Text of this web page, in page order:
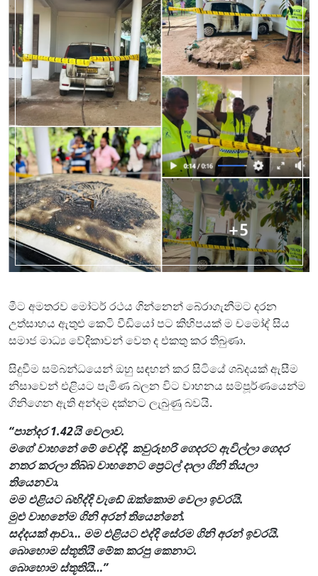
මීට අමතරව මෝටර් රථය ගින්නෙන් බේරාගැනීමට දරන
උත්සාහය ඇතුළු කෙටි වීඩියෝ පට කිහිපයක් ම චමෝද් සිය
සමාජ මාධ්‍ය වේදිකාවන් වෙත ද එකතු කර තිබුණා.
සිදුවීම සම්බන්ධයෙන් ඔහු සඳහන් කර සිටියේ ශබ්දයක් ඇසීම
නිසාවෙන් එළියට පැමිණ බලන විට වාහනය සම්පූර්ණයෙන්ම
ගිනිගෙන ඇති අන්දම දක්නට ලැබුණු බවයි.
“පාන්දර 1.42යි වෙලාව.
මගේ වාහනේ මේ වෙද්දි, කවුරුහරි ගෙදරට ඇවිල්ලා ගෙදර
නතර කරලා තිබ්බ වාහනෙට ප්‍රෙටල් දාලා ගිනි තියලා
තියෙනවා.
මම එළියට බහිද්දි වැඩේ ඔක්කොම වෙලා ඉවරයි.
මුළු වාහනේම ගිනි අරන් තියෙන්නේ.
සද්දයක් ආවා… මම එළියට එද්දි සේරම ගිනි අරන් ඉවරයි.
බොහොම ස්තූතියි මේක කරපු කෙනාට.
බොහොම ස්තූතියි…”